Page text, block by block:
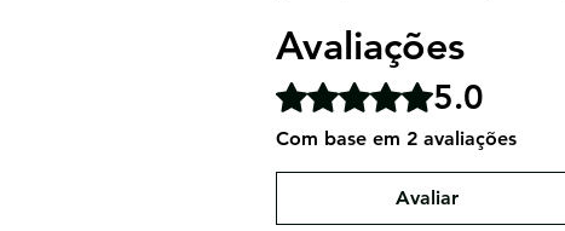
Avaliações
Rated 5 out of 5 stars.5.0
Com base em 2 avaliações
Avaliar